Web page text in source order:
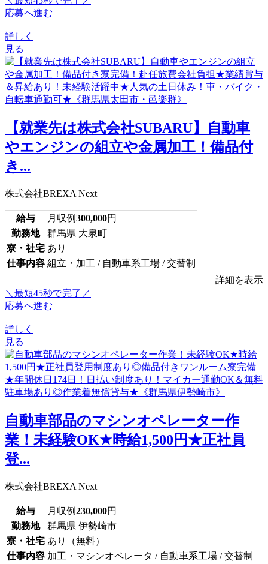
応募へ進む
詳しく
見る
【就業先は株式会社SUBARU】自動車
やエンジンの組立や金属加工！備品付
き...
株式会社BREXA Next
給与 月収例300,000円
勤務地
群馬県 大泉町
寮・社宅 あり
仕事内容 組立・加工 / 自動車系工場 / 交替制
詳細を表示
＼最短45秒で完了／
応募へ進む
詳しく
見る
自動車部品のマシンオペレーター作
業！未経験OK★時給1,500円★正社員
登...
株式会社BREXA Next
給与 月収例230,000円
勤務地
群馬県 伊勢崎市
寮・社宅 あり（無料）
仕事内容 加工・マシンオペレータ / 自動車系工場 / 交替制